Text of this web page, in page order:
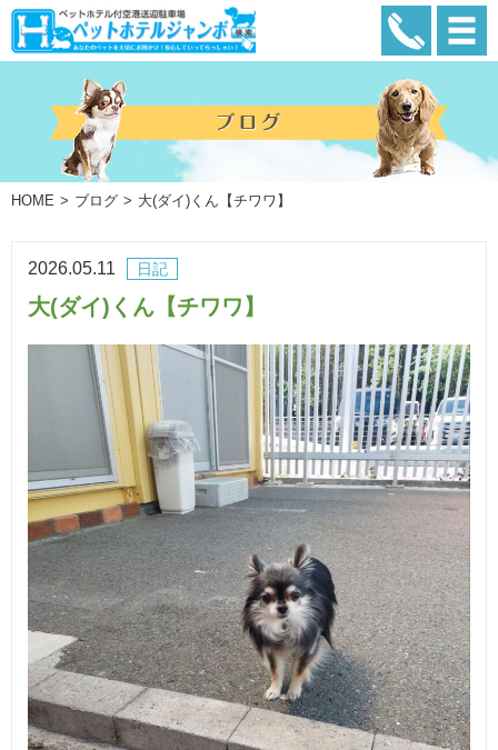
HOME ブログ 大(ダイ)くん【チワワ】
日記
2026.05.11
大(ダイ)くん【チワワ】